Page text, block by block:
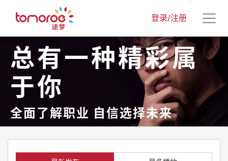
登录/注册
总有一种精彩属
于你
全面了解职业 自信选择未来